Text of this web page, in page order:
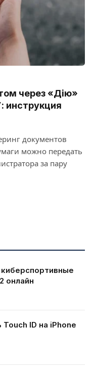
через «Дію»
инструкция
документов
можно передать
за пару
онлайн
Touch ID на iPhone